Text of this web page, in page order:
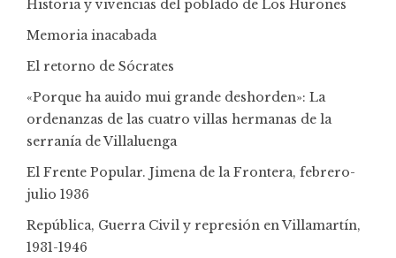
Historia y vivencias del poblado de Los Hurones
Memoria inacabada
El retorno de Sócrates
«Porque ha auido mui grande deshorden»: La
ordenanzas de las cuatro villas hermanas de la
serranía de Villaluenga
El Frente Popular. Jimena de la Frontera, febrero-
julio 1936
República, Guerra Civil y represión en Villamartín,
1931-1946